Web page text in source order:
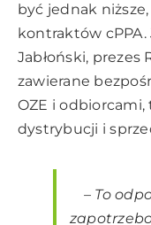
być jednak
kontraktów
Jabłoński,
zawierane
OZE i odbiorcami,
dystrybucji i
– To